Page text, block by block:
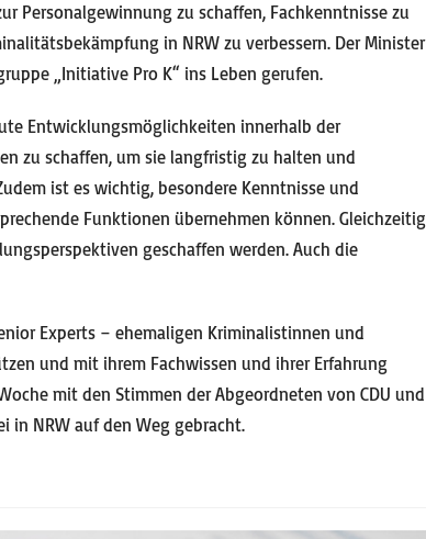
Personalgewinnung zu schaffen, Fachkenntnisse zu
in NRW zu verbessern. Der Minister
„Initiative Pro K“ ins Leben gerufen.
Entwicklungsmöglichkeiten innerhalb der
zu schaffen, um sie langfristig zu halten und
ist es wichtig, besondere Kenntnisse und
Funktionen übernehmen können. Gleichzeitig
geschaffen werden. Auch die
Experts – ehemaligen Kriminalistinnen und
und mit ihrem Fachwissen und ihrer Erfahrung
mit den Stimmen der Abgeordneten von CDU und
in NRW auf den Weg gebracht.